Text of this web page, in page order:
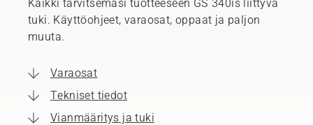
Kaikki tarvitsemasi tuotteeseen GS 340is liittyvä
tuki. Käyttöohjeet, varaosat, oppaat ja paljon
muuta.
Varaosat
Tekniset tiedot
Vianmääritys ja tuki